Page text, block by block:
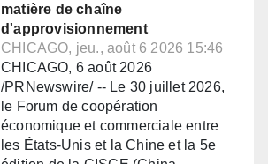
matière de chaîne
d'approvisionnement
CHICAGO, jeu., août 6 2026 15:46
CHICAGO, 6 août 2026
/PRNewswire/ -- Le 30 juillet 2026,
le Forum de coopération
économique et commerciale entre
les États-Unis et la Chine et la 5e